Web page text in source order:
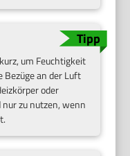
um Feuchtigkeit
Bezüge an der Luft
oder
zu nutzen, wenn